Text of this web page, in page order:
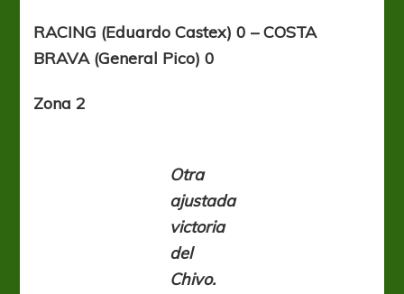
RACING (Eduardo Castex) 0 – COSTA
BRAVA (General Pico) 0
Zona 2
Otra
ajustada
victoria
del
Chivo.